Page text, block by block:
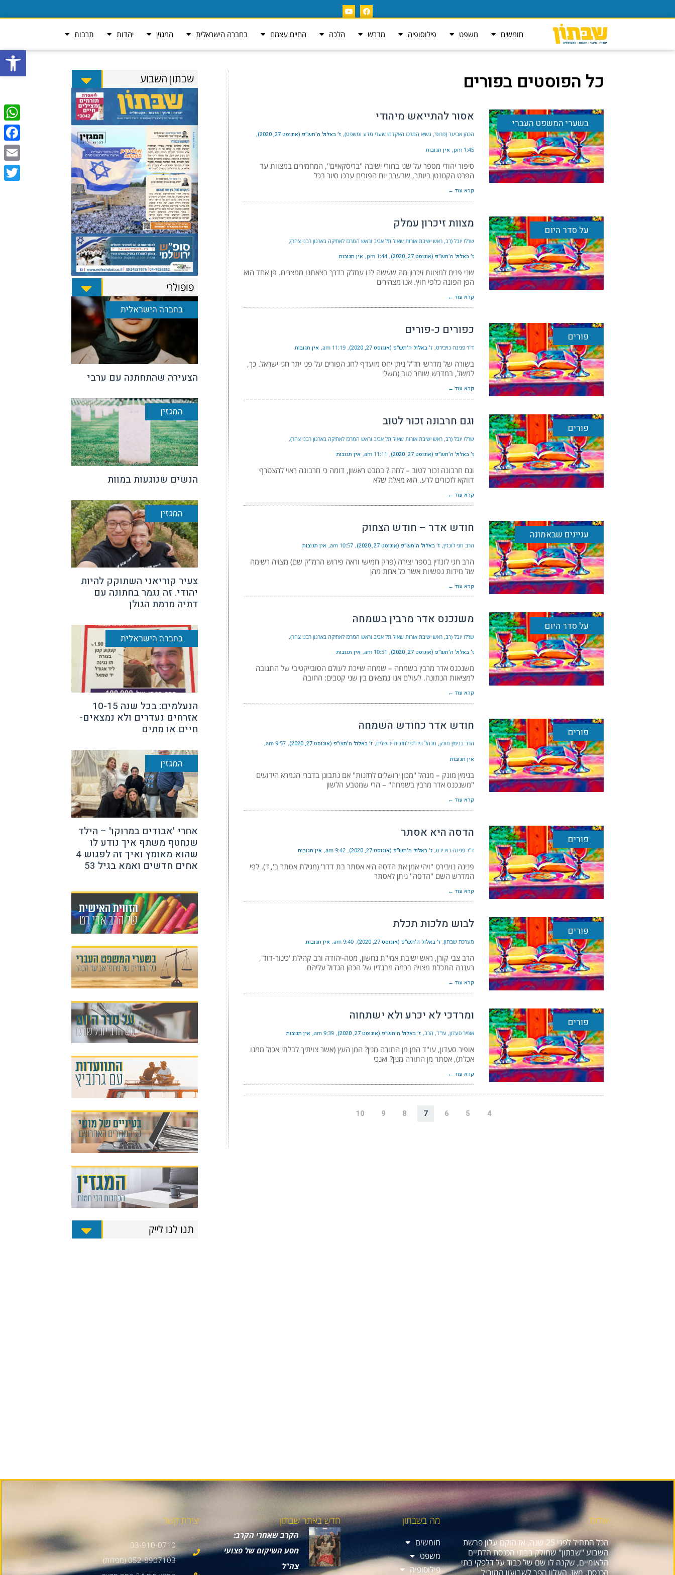
פתח
חומשים משפט פילוסופיה מדרש הלכה החיים עצמם בחברה הישראלית המגזין יהדות תרבות
כל הפוסטים בפורים
בשערי המשפט העברי אסור להתייאש מיהודי
הכהן אביעד (פרופ', נשיא המרכז האקדמי שערי מדע ומשפט) ז׳ באלול ה׳תש״פ (אוגוסט 27, 2020)
1:45 pm אין תגובות
סיפור יהודי מספר על שני בחורי ישיבה "בריסקאיים", המחמירים במצוות עד
הפרט הקטנטן ביותר, שבערב יום הפורים ערכו סיור בכל
קרא עוד ←
על סדר היום מצוות זיכרון עמלק
שרלו יובל (רב, ראש ישיבת אורות שאול תל אביב וראש המרכז לאתיקה בארגון רבני צהר)
ז׳ באלול ה׳תש״פ (אוגוסט 27, 2020) 1:44 pm אין תגובות
שני פנים למצוות זיכרון מה שעשה לנו עמלק בדרך בצאתנו ממצרים. פן אחד הוא
הפן הפונה כלפי חוץ. אנו מצהירים
קרא עוד ←
פורים כפורים כ-פורים
ד"ר פנינה נויבירט ז׳ באלול ה׳תש״פ (אוגוסט 27, 2020) 11:19 am אין תגובות
בשורה של מדרשי חז"ל ניתן יחס מועדף לחג הפורים על פני יתר חגי ישראל. כך,
למשל, במדרש שוחר טוב (משלי
קרא עוד ←
פורים וגם חרבונה זכור לטוב
שרלו יובל (רב, ראש ישיבת אורות שאול תל אביב וראש המרכז לאתיקה בארגון רבני צהר)
ז׳ באלול ה׳תש״פ (אוגוסט 27, 2020) 11:11 am אין תגובות
וגם חרבונה זכור לטוב – למה ? במבט ראשון, דומה כי חרבונה ראוי להצטרף
דווקא לזכורים לרע. הוא מאלה שלא
קרא עוד ←
עניינים שבאמונה חודש אדר – חודש הצחוק
הרב חגי לונדין ז׳ באלול ה׳תש״פ (אוגוסט 27, 2020) 10:57 am אין תגובות
הרב חגי לונדין בספר יצירה (פרק חמישי וראה פירוש הרמ"ק שם) מצויה רשימה
של מידות נפשיות אשר כל אחת מהן
קרא עוד ←
על סדר היום משנכנס אדר מרבין בשמחה
שרלו יובל (רב, ראש ישיבת אורות שאול תל אביב וראש המרכז לאתיקה בארגון רבני צהר)
ז׳ באלול ה׳תש״פ (אוגוסט 27, 2020) 10:51 am אין תגובות
משנכנס אדר מרבין בשמחה – שמחה שייכת לעולם הסובייקטיבי של התגובה
למציאות הנתונה. לעולם אנו נמצאים בין שני קטבים: החובה
קרא עוד ←
פורים חודש אדר כחודש השמחה
הרב בנימין מונק, מנהל ביה"ס לחזנות ירושלים ז׳ באלול ה׳תש״פ (אוגוסט 27, 2020) 9:57 am
אין תגובות
בנימין מונק – מנהל "מכון ירושלים לחזנות" אם נתבונן בדברי הגמרא הידועים
"משנכנס אדר מרבין בשמחה" – הרי שמטבע הלשון
קרא עוד ←
פורים הדסה היא אסתר
ד"ר פנינה נויבירט ז׳ באלול ה׳תש״פ (אוגוסט 27, 2020) 9:42 am אין תגובות
פנינה נויבירט "ויהי אמן את הדסה היא אסתר בת דדו" (מגילת אסתר ב', ז'). לפי
המדרש השם "הדסה" ניתן לאסתר
קרא עוד ←
פורים לבוש מלכות תכלת
מערכת שבתון ז׳ באלול ה׳תש״פ (אוגוסט 27, 2020) 9:40 am אין תגובות
הרב צבי קורן, ראש ישיבת אמי"ת נחשון, מטה-יהודה ורב קהילת 'כינור-דוד',
רעננה התכלת מצויה בכמה מבגדיו של הכהן הגדול עליהם
קרא עוד ←
פורים ומרדכי לא יכרע ולא ישתחוה
אופיר סעדון, עו"ד, הרב ז׳ באלול ה׳תש״פ (אוגוסט 27, 2020) 9:39 am אין תגובות
אופיר סעדון, עו"ד המן מן התורה מנין? המן העץ (אשר צויתיך לבלתי אכול ממנו
אכלת), אסתר מן התורה מנין? ואנכי
קרא עוד ←
4
5
6
7
8
9
10
שבתון השבוע
פופולרי
בחברה הישראלית
הצעירה שהתחתנה עם ערבי
המגזין
הנשים שנוגעות במוות
המגזין
צעיר קוריאני השתוקק להיות
יהודי. זה נגמר בחתונה עם
דתיה מרמת הגולן
בחברה הישראלית
הנעלמים: בכל שנה 10-15
אזרחים נעדרים ולא נמצאים-
חיים או מתים
המגזין
אחרי 'אבודים במרוקו' – הילד
שנחטף משתף איך נודע לו
שהוא מאומץ ואיך זה לפגוש 4
אחים חדשים ואמא בגיל 53
תנו לנו לייק
אודות
הכל התחיל לפני 25 שנה, אז הוקם עלון פרשת
השבוע "שבתון" שחולק בבתי הכנסת הדתיים
הלאומיים, שקנה לו שם של כבוד על דלפקי בתי
הכנסת. מאז, העלון הפך לשבועון המוביל
מה בשבתון
חומשים
משפט
פילוסופיה
חדש באתר שבתון
הקרב שאחרי הקרב:
מסע השיקום של פצועי
צה"ל
יצירת קשר
03-910-0710
052-8907103 (מכירות)
Email